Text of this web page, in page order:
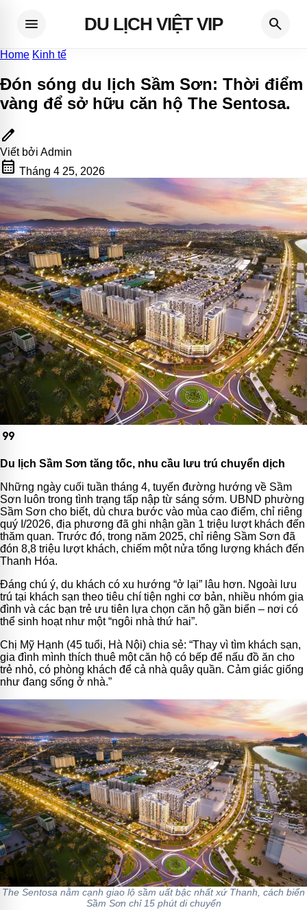
menu DU LỊCH VIỆT VIP search
Home Kinh tế
Đón sóng du lịch Sầm Sơn: Thời điểm
vàng để sở hữu căn hộ The Sentosa.
edit
Viết bởi Admin
calendar_month Tháng 4 25, 2026
format_quote
Du lịch Sầm Sơn tăng tốc, nhu cầu lưu trú chuyển dịch
Những ngày cuối tuần tháng 4, tuyến đường hướng về Sầm
Sơn luôn trong tình trạng tấp nập từ sáng sớm. UBND phường
Sầm Sơn cho biết, dù chưa bước vào mùa cao điểm, chỉ riêng
quý I/2026, địa phương đã ghi nhận gần 1 triệu lượt khách đến
thăm quan. Trước đó, trong năm 2025, chỉ riêng Sầm Sơn đã
đón 8,8 triệu lượt khách, chiếm một nửa tổng lượng khách đến
Thanh Hóa.
Đáng chú ý, du khách có xu hướng “ở lại” lâu hơn. Ngoài lưu
trú tại khách sạn theo tiêu chí tiện nghi cơ bản, nhiều nhóm gia
đình và các bạn trẻ ưu tiên lựa chọn căn hộ gần biển – nơi có
thể sinh hoạt như một “ngôi nhà thứ hai”.
Chị Mỹ Hạnh (45 tuổi, Hà Nội) chia sẻ: “Thay vì tìm khách sạn,
gia đình mình thích thuê một căn hộ có bếp để nấu đồ ăn cho
trẻ nhỏ, có phòng khách để cả nhà quây quần. Cảm giác giống
như đang sống ở nhà.”
The Sentosa nằm cạnh giao lộ sầm uất bậc nhất xứ Thanh, cách biển
Sầm Sơn chỉ 15 phút di chuyển